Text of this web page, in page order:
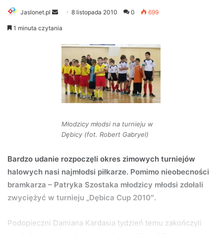
Jaslonet.pl
e
8 listopada 2010 0 699
1 minuta czytania
Młodzicy młodsi na turnieju w
Dębicy (fot. Robert Gabryel)
Bardzo udanie rozpoczęli okres zimowych turniejów
halowych nasi najmłodsi piłkarze. Pomimo nieobecności
bramkarza – Patryka Szostaka młodzicy młodsi zdołali
zwyciężyć w turnieju „Dębica Cup 2010″.
Podopieczni Damiana Kardasia tydzień temu zakończyli